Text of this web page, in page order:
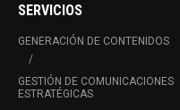
SERVICIOS
GENERACIÓN DE CONTENIDOS
GESTIÓN DE COMUNICACIONES
ESTRATÉGICAS